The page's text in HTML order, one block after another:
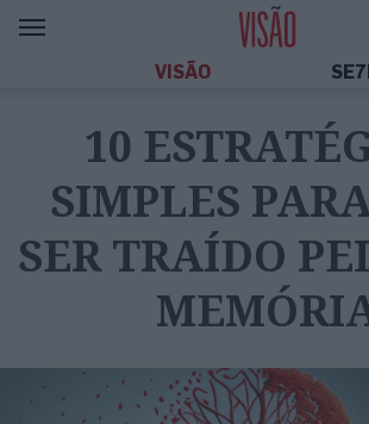
VISÃO
10
SIMPLES
SER TRAÍDO